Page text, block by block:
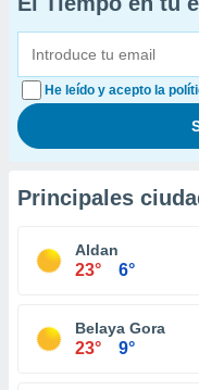
He leído y acepto la
Principales
Aldan
23° 6°
Belaya Gora
23° 9°